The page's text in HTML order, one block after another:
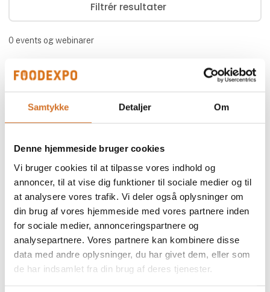
Samtykke Detaljer Om
Denne hjemmeside bruger cookies
Vi bruger cookies til at tilpasse vores indhold og
annoncer, til at vise dig funktioner til sociale medier og til
at analysere vores trafik. Vi deler også oplysninger om
din brug af vores hjemmeside med vores partnere inden
for sociale medier, annonceringspartnere og
analysepartnere. Vores partnere kan kombinere disse
data med andre oplysninger, du har givet dem, eller som
de har indsamlet fra din brug af deres tjenester.
Filtrér resultater
0 events og webinarer